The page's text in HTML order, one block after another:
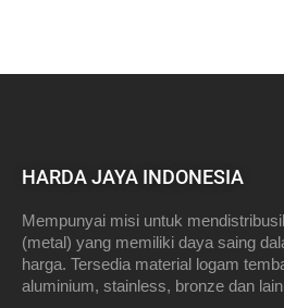
HARDA JAYA INDONESIA
Mempunyai misi untuk
(metal) yang memiliki daya saing
harga. Tersedia material logam
aluminium, stainless, bronze dan